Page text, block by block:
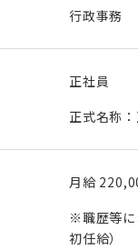
行政事務
正社員
正式名称
月給
※職歴等に
初任給）